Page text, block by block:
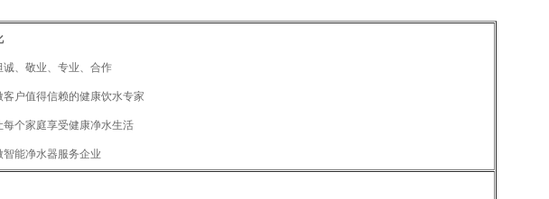
诚、敬业、专业、合作
客户值得信赖的健康饮水专家
每个家庭享受健康净水生活
智能净水器服务企业